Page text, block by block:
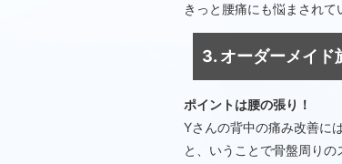
きっと腰痛にも悩まされて
3. オーダーメイド
ポイントは腰の張り！
Yさんの背中の痛み改善に
と、いうことで骨盤周りの